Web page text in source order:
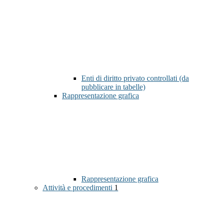
Enti di diritto privato controllati (da
pubblicare in tabelle)
Rappresentazione grafica
Rappresentazione grafica
Attività e procedimenti 1